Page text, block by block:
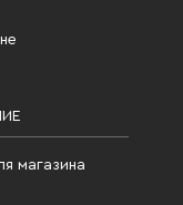
магазина